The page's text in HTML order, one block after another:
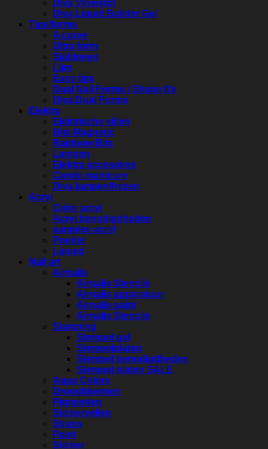
Diva Vloeistof
Diva Liquid Builder Gel
Tips/forms
A curve
Ultra form
Sjablonen
Lijm
Easy tips
Dual Nail Forms / Shape It’s
Diva Dual Forms
Elektra
Elektrische vijlen
Bits Magnetic
Rainbow Bits
Lampen
Elektra accesoires
Combi manicure
Diva lampen/frezen
Acryl
Color acryl
Acryl benodigdheden
samples acryl
Poeder
Liqued
Nail art
Airnails
Airnails Stencils
Airnails apparatuur
Airnails paint
Airnails Stencils
Stamping
Stempel gel
Stempelplaten
Stempel benodigdheden
Stempel platen SALE
Aqua Colors
Droogbloemen
Pigmenten
Stickervellen
Strass
Paint
Sticker